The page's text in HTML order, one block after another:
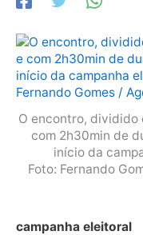
O encontro, dividido
com 2h30min de
início da
Foto: Fernando
campanha eleitoral